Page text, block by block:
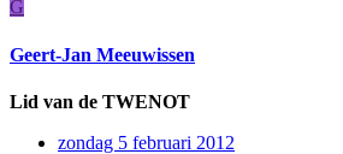
G
Geert-Jan Meeuwissen
Lid van de TWENOT
zondag 5 februari 2012